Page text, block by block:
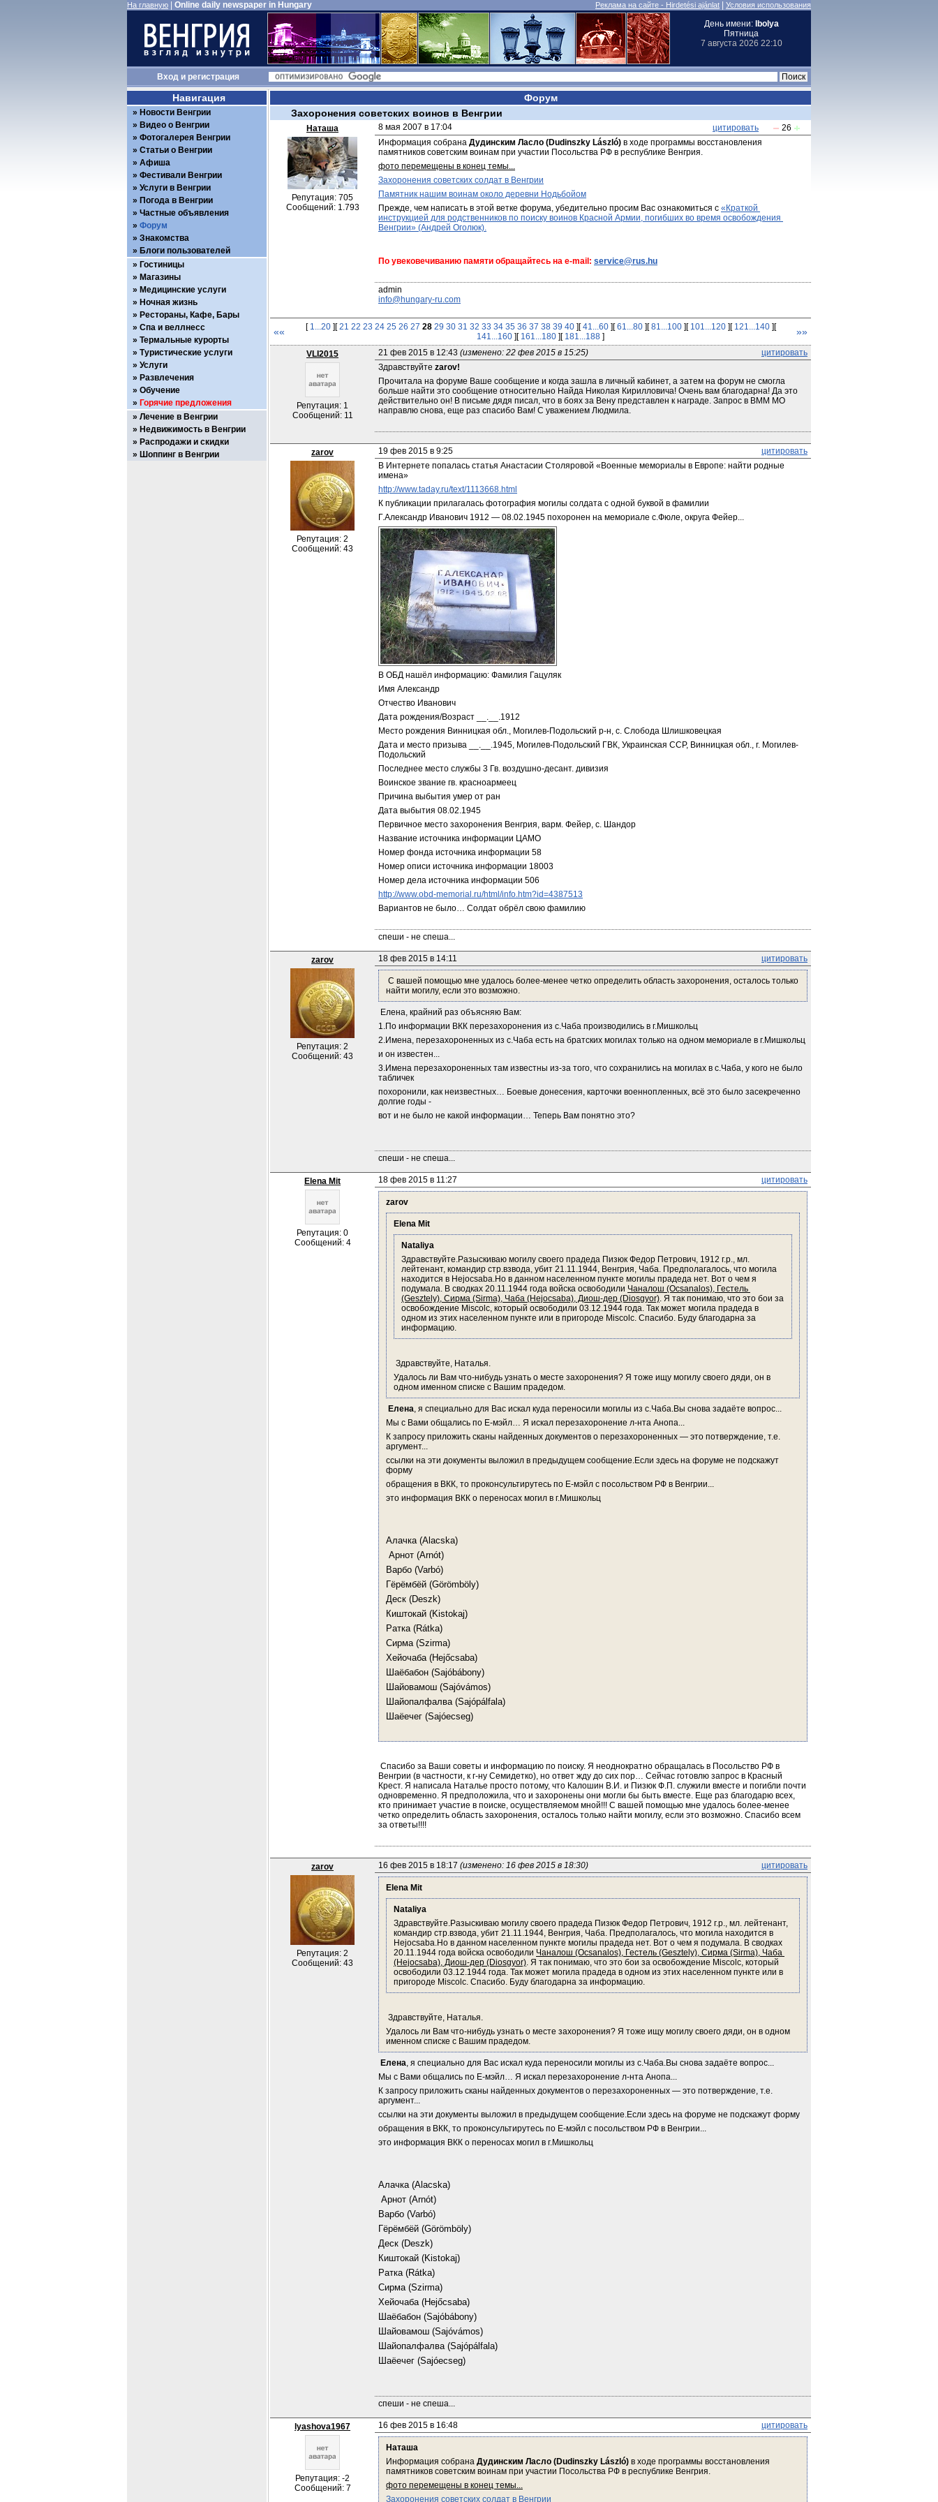
На главную Online daily newspaper in Hungary Реклама на сайте - Hirdetési ajánlat Условия использования
День имени: Ibolya
Пятница
7 августа 2026 22:10
Входи регистрация
Форум
Захоронения советских воинов в Венгрии
Наташа
Репутация: 705
Сообщений: 1.793
8 мая 2007 в 17:04 цитировать
26
Информация собрана Дудинским Ласло (Dudinszky László) в ходе программы восстановления
памятников советским воинам при участии Посольства РФ в республике Венгрия.
фото перемещены в конец темы...
Захоронения советских солдат в Венгрии
Памятник нашим воинам около деревни Нодьбойом
Прежде, чем написать в этой ветке форума, убедительно просим Вас ознакомиться с «Краткой
инструкцией для родственников по поиску воинов Красной Армии, погибших во время освобождения
Венгрии» (Андрей Оголюк).
По увековечиванию памяти обращайтесь на e-mail: service@rus.hu
info@hungary-ru.com
«« [ 1...20][21 22 23 24 25 26 27 28 29 30 31 32 33 34 35 36 37 38 39 40][41...60][61...80][81...100][ 101...120][ 121...140][
141...160 ][ 161...180 ][ 181...188 ] »»
VLI2015
Репутация: 1
Сообщений: 11
21 фев 2015 в 12:43 (изменено: 22 фев 2015 в 15:25)
цитировать
Здравствуйте zarov!
Прочитала на форуме Ваше сообщение и когда зашла в личный кабинет, а затем на форум не смогла
больше найти это сообщение относительно Найда Николая Кирилловича! Очень вам благодарна! Да это
действительно он! В письме дядя писал, что в боях за Вену представлен к награде. Запрос в ВММ МО
направлю снова, еще раз спасибо Вам! С уважением Людмила.
zarov
Репутация: 2
Сообщений: 43
19 фев 2015 в 9:25
цитировать
В Интернете попалась статья Анастасии Столяровой «Военные мемориалы в Европе: найти родные
имена»
http://www.taday.ru/text/1113668.html
К публикации прилагалась фотография могилы солдата с одной буквой в фамилии
Г.Александр Иванович 1912 — 08.02.1945 похоронен на мемориале с.Фюле, округа Фейер...
В ОБД нашёл информацию: Фамилия Гацуляк
Имя Александр
Отчество Иванович
Дата рождения/Возраст __.__.1912
Место рождения Винницкая обл., Могилев-Подольский р-н, с. Слобода Шлишковецкая
Дата и место призыва __.__.1945, Могилев-Подольский ГВК, Украинская ССР, Винницкая обл., г. Могилев-
Подольский
Последнее место службы 3 Гв. воздушно-десант. дивизия
Воинское звание гв. красноармеец
Причина выбытия умер от ран
Дата выбытия 08.02.1945
Первичное место захоронения Венгрия, варм. Фейер, с. Шандор
Название источника информации ЦАМО
Номер фонда источника информации 58
Номер описи источника информации 18003
Номер дела источника информации 506
http://www.obd-memorial.ru/html/info.htm?id=4387513
Вариантов не было… Солдат обрёл свою фамилию
спеши - не спеша...
zarov
Репутация: 2
Сообщений: 43
18 фев 2015 в 14:11 цитировать
С вашей помощью мне удалось более-менее четко определить область захоронения, осталось только
найти могилу, если это возможно.
Елена, крайний раз объясняю Вам:
1.По информации ВКК перезахоронения из с.Чаба производились в г.Мишкольц
2.Имена, перезахороненных из с.Чаба есть на братских могилах только на одном мемориале в г.Мишкольц
и он известен...
3.Имена перезахороненных там известны из-за того, что сохранились на могилах в с.Чаба, у кого не было
табличек
похоронили, как неизвестных… Боевые донесения, карточки военнопленных, всё это было засекреченно
долгие годы -
вот и не было не какой информации… Теперь Вам понятно это?
спеши - не спеша...
Elena Mit
Репутация: 0
Сообщений: 4
18 фев 2015 в 11:27 цитировать
zarov
Elena Mit
Nataliya
Здравствуйте.Разыскиваю могилу cвоего прадеда Пизюк Федор Петрович, 1912 г.р., мл.
лейтенант, командир стр.взвода, убит 21.11.1944, Венгрия, Чаба. Предполагалось, что могила
находится в Hejocsaba.Но в данном населенном пункте могилы прадеда нет. Вот о чем я
подумала. В сводках 20.11.1944 года войска освободили Чаналош (Ocsanalos), Гестель
(Gesztely), Сирма (Sirma), Чаба (Hejocsaba), Диош-дер (Diosgyor). Я так понимаю, что это бои за
освобождение Miscolc, который освободили 03.12.1944 года. Так может могила прадеда в
одном из этих населенном пункте или в пригороде Мiscolc. Спасибо. Буду благодарна за
информацию.
Здравствуйте, Наталья.
Удалось ли Вам что-нибудь узнать о месте захоронения? Я тоже ищу могилу своего дяди, он в
одном именном списке с Вашим прадедом.
Елена, я специально для Вас искал куда переносили могилы из с.Чаба.Вы снова задаёте вопрос...
Мы с Вами общались по Е-мэйл… Я искал перезахоронение л-нта Анопа...
К запросу приложить сканы найденных документов о перезахороненных — это потверждение, т.е.
аргумент...
ссылки на эти документы выложил в предыдущем сообщение.Если здесь на форуме не подскажут
форму
обращения в ВКК, то проконсультирутесь по Е-мэйл с посольством РФ в Венгрии...
это информация ВКК о переносах могил в г.Мишкольц
Алачка (Alacska)
Арнот (Arnót)
Варбо (Varbó)
Гёрёмбёй (Görömböly)
Деск (Deszk)
Киштокай (Kistokaj)
Ратка (Rátka)
Сирма (Szirma)
Хейочаба (Hejőcsaba)
Шаёбабон (Sajóbábony)
Шайовамош (Sajóvámos)
Шайопалфалва (Sajópálfala)
Шаёечег (Sajóecseg)
Спасибо за Ваши советы и информацию по поиску. Я неоднократно обращалась в Посольство РФ в
Венгрии (в частности, к г-ну Семидетко), но ответ жду до сих пор… Сейчас готовлю запрос в Красный
Крест. Я написала Наталье просто потому, что Калошин В.И. и Пизюк Ф.П. служили вместе и погибли почти
одновременно. Я предположила, что и захоронены они могли бы быть вместе. Еще раз благодарю всех,
кто принимает участие в поиске, осуществляемом мной!!! С вашей помощью мне удалось более-менее
четко определить область захоронения, осталось только найти могилу, если это возможно. Спасибо всем
за ответы!!!!
zarov
Репутация: 2
Сообщений: 43
16 фев 2015 в 18:17 (изменено: 16 фев 2015 в 18:30) цитировать
Elena Mit
Nataliya
Здравствуйте.Разыскиваю могилу cвоего прадеда Пизюк Федор Петрович, 1912 г.р., мл. лейтенант,
командир стр.взвода, убит 21.11.1944, Венгрия, Чаба. Предполагалось, что могила находится в
Hejocsaba.Но в данном населенном пункте могилы прадеда нет. Вот о чем я подумала. В сводках
20.11.1944 года войска освободили Чаналош (Ocsanalos), Гестель (Gesztely), Сирма (Sirma), Чаба
(Hejocsaba), Диош-дер (Diosgyor). Я так понимаю, что это бои за освобождение Miscolc, который
освободили 03.12.1944 года. Так может могила прадеда в одном из этих населенном пункте или в
пригороде Мiscolc. Спасибо. Буду благодарна за информацию.
Здравствуйте, Наталья.
Удалось ли Вам что-нибудь узнать о месте захоронения? Я тоже ищу могилу своего дяди, он в одном
именном списке с Вашим прадедом.
Елена, я специально для Вас искал куда переносили могилы из с.Чаба.Вы снова задаёте вопрос...
Мы с Вами общались по Е-мэйл… Я искал перезахоронение л-нта Анопа...
К запросу приложить сканы найденных документов о перезахороненных — это потверждение, т.е.
аргумент...
ссылки на эти документы выложил в предыдущем сообщение.Если здесь на форуме не подскажут форму
обращения в ВКК, то проконсультирутесь по Е-мэйл с посольством РФ в Венгрии...
это информация ВКК о переносах могил в г.Мишкольц
Алачка (Alacska)
Арнот (Arnót)
Варбо (Varbó)
Гёрёмбёй (Görömböly)
Деск (Deszk)
Киштокай (Kistokaj)
Ратка (Rátka)
Сирма (Szirma)
Хейочаба (Hejőcsaba)
Шаёбабон (Sajóbábony)
Шайовамош (Sajóvámos)
Шайопалфалва (Sajópálfala)
Шаёечег (Sajóecseg)
спеши - не спеша...
lyashova1967
Репутация: -2
Сообщений: 7
16 фев 2015 в 16:48 цитировать
Наташа
Информация собрана Дудинским Ласло (Dudinszky László) в ходе программы восстановления
памятников советским воинам при участии Посольства РФ в республике Венгрия.
фото перемещены в конец темы...
Захоронения советских солдат в Венгрии
Навигация
Новости Венгрии
Видео о Венгрии
Фотогалерея Венгрии
Статьи о Венгрии
Афиша
Фестивали Венгрии
Услуги в Венгрии
Погода в Венгрии
Частные объявления
Форум
Знакомства
Блоги пользователей
Гостиницы
Магазины
Медицинские услуги
Ночная жизнь
Рестораны, Кафе, Бары
Спа и веллнесс
Термальные курорты
Туристические услуги
Услуги
Развлечения
Обучение
Горячие предложения
Лечение в Венгрии
Недвижимость в Венгрии
Распродажи и скидки
Шоппинг в Венгрии